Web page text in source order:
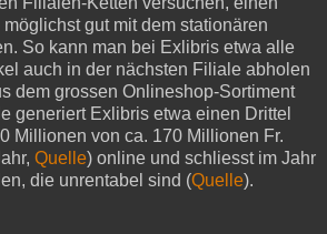
gut mit dem stationären
So kann man bei Exlibris etwa alle
auch in der nächsten Filiale abholen
dem grossen Onlineshop-Sortiment
generiert Exlibris etwa einen Drittel
Millionen von ca. 170 Millionen Fr.
Quelle) online und schliesst im Jahr
die unrentabel sind (Quelle).